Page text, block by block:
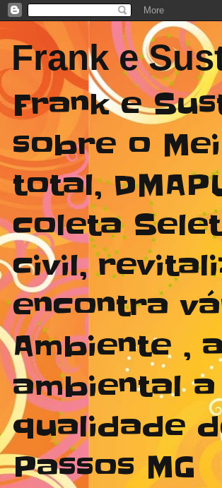
Frank e
Frank e
sobre o
total,
coleta
civil,
encontra
Ambiente ,
ambiental
qualidade
Passos MG